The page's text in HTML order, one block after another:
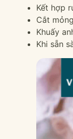
Kết hợp
Cắt
Khuấy
Khi sẵn